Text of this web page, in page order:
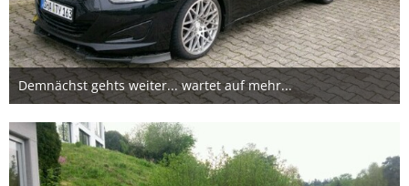
Demnächst gehts weiter... wartet auf mehr...
11. Mai 2016